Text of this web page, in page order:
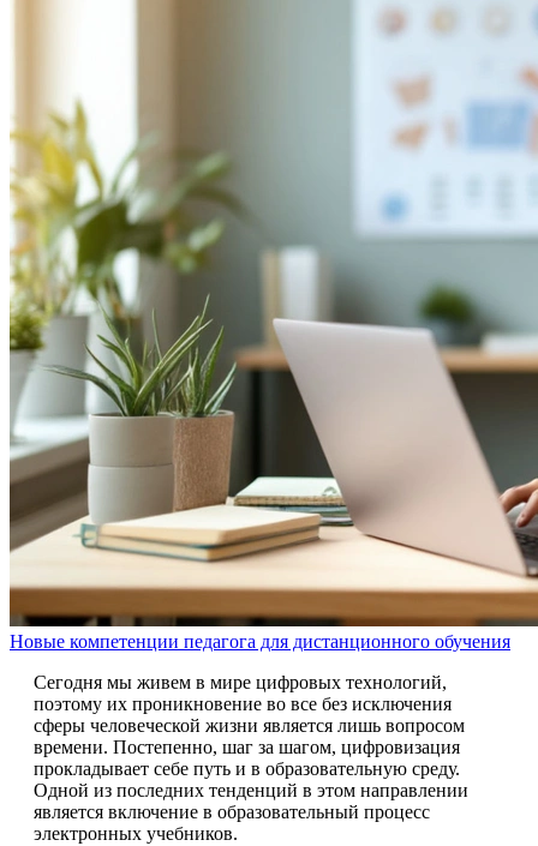
Новые компетенции педагога для дистанционного обучения
Сегодня мы живем в мире цифровых технологий,
поэтому их проникновение во все без исключения
сферы человеческой жизни является лишь вопросом
времени. Постепенно, шаг за шагом, цифровизация
прокладывает себе путь и в образовательную среду.
Одной из последних тенденций в этом направлении
является включение в образовательный процесс
электронных учебников.